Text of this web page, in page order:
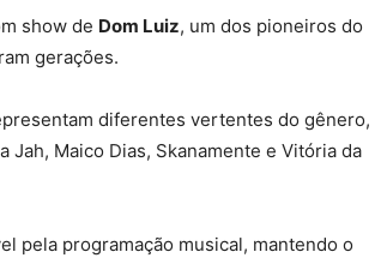
show de Dom Luiz, um dos pioneiros do
gerações.
diferentes vertentes do gênero,
Jah, Maico Dias, Skanamente e Vitória da
pela programação musical, mantendo o